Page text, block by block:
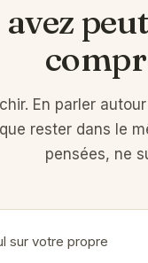
En parler
rester dans le
pensées, ne
sur votre propre